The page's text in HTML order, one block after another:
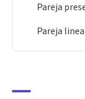
Pareja
Pareja linea